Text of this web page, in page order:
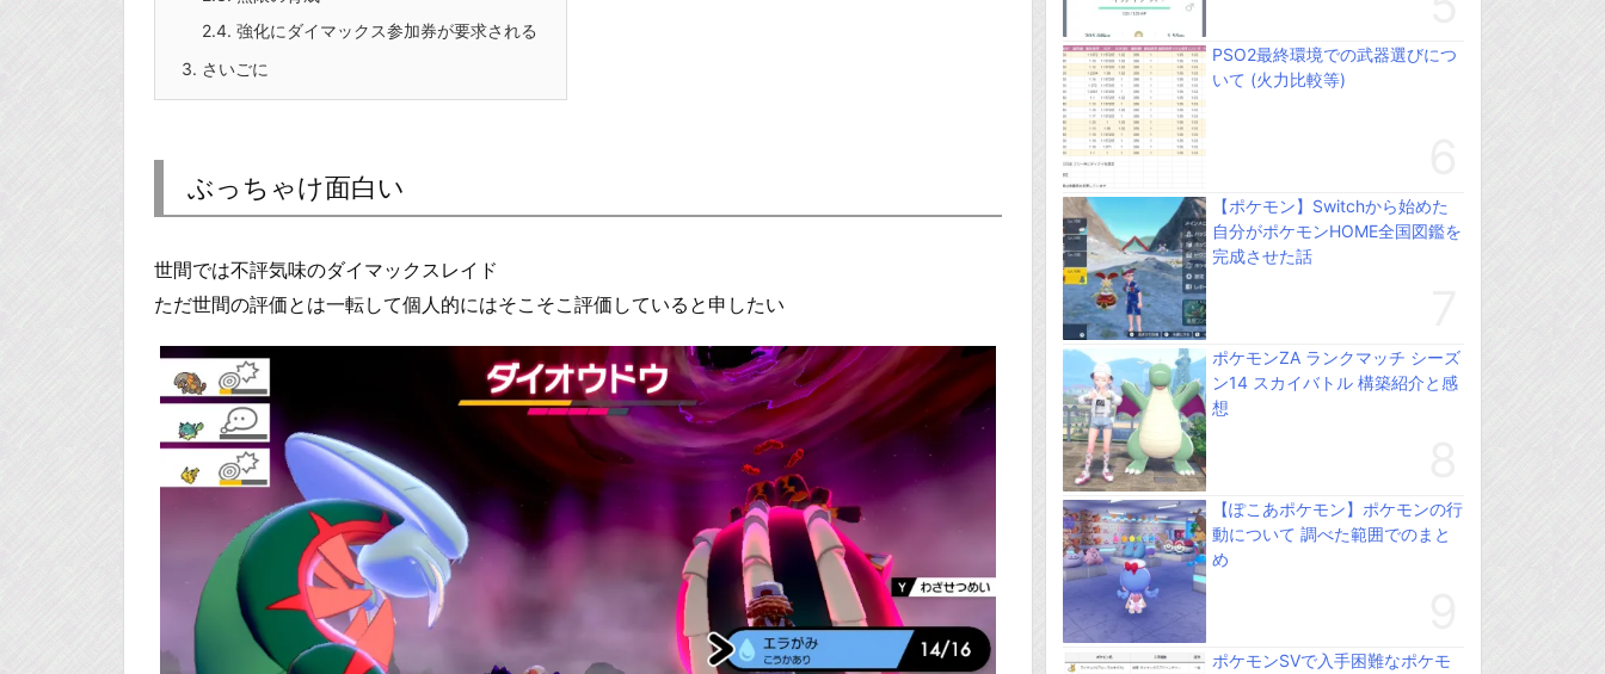
2.4. 強化にダイマックス参加券が要求される
3. さいごに
ぶっちゃけ面白い
世間では不評気味のダイマックスレイド
ただ世間の評価とは一転して個人的にはそこそこ評価していると申したい
PSO2最終環境での武器選びにつ
いて (火力比較等)
【ポケモン】Switchから始めた
自分がポケモンHOME全国図鑑を
完成させた話
ポケモンZA ランクマッチ シーズ
ン14 スカイバトル 構築紹介と感
想
【ぽこあポケモン】ポケモンの行
動について 調べた範囲でのまと
め
ポケモンSVで入手困難なポケモ